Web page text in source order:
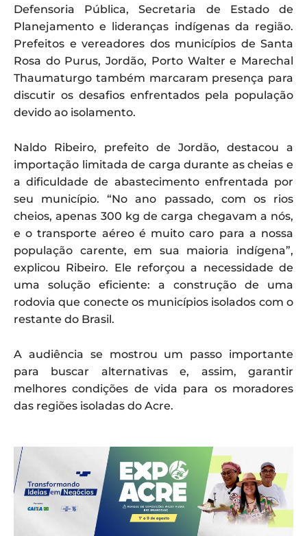
Defensoria Pública, Secretaria de Estado de
Planejamento e lideranças indígenas da região.
Prefeitos e vereadores dos municípios de Santa
Rosa do Purus, Jordão, Porto Walter e Marechal
Thaumaturgo também marcaram presença para
discutir os desafios enfrentados pela população
devido ao isolamento.
Naldo Ribeiro, prefeito de Jordão, destacou a
importação limitada de carga durante as cheias e
a dificuldade de abastecimento enfrentada por
seu município. “No ano passado, com os rios
cheios, apenas 300 kg de carga chegavam a nós,
e o transporte aéreo é muito caro para a nossa
população carente, em sua maioria indígena”,
explicou Ribeiro. Ele reforçou a necessidade de
uma solução eficiente: a construção de uma
rodovia que conecte os municípios isolados com o
restante do Brasil.
A audiência se mostrou um passo importante
para buscar alternativas e, assim, garantir
melhores condições de vida para os moradores
das regiões isoladas do Acre.